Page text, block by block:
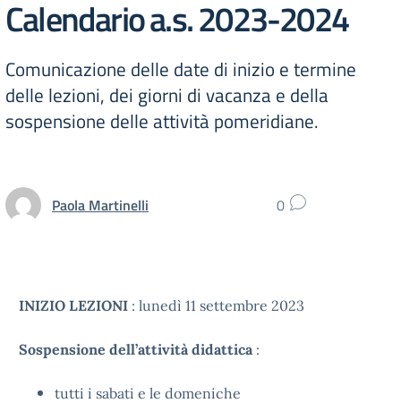
Calendario a.s. 2023-2024
Comunicazione delle date di inizio e termine
delle lezioni, dei giorni di vacanza e della
sospensione delle attività pomeridiane.
Paola Martinelli 0
INIZIO LEZIONI : lunedì 11 settembre 2023
Sospensione dell’attività didattica :
tutti i sabati e le domeniche